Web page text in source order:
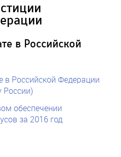
в Российской
в Российской Федерации
обеспечении
за 2016 год